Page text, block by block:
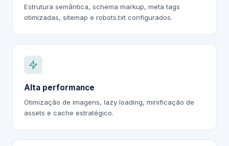
Estrutura semântica, schema markup, meta tags
otimizadas, sitemap e robots.txt configurados.
Alta performance
Otimização de imagens, lazy loading, minificação de
assets e cache estratégico.